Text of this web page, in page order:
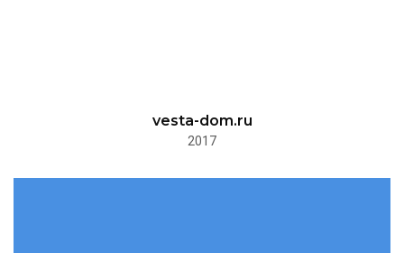
vesta-dom.ru
2017